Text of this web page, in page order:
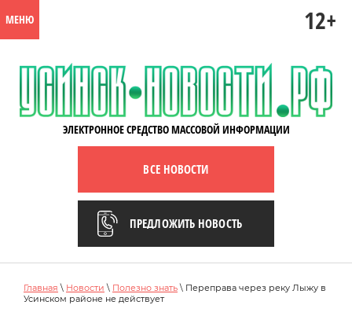
МЕНЮ 12+
ВСЕ НОВОСТИ
ЭЛЕКТРОННОЕ СРЕДСТВО МАССОВОЙ ИНФОРМАЦИИ
ПРЕДЛОЖИТЬ НОВОСТЬ
Главная \ Новости \ Полезно знать\ Переправа через реку Лыжу в
Усинском районе не действует